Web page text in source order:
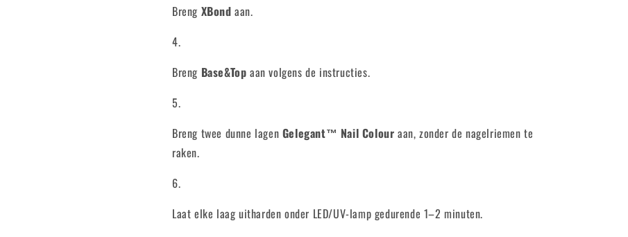
Breng XBond aan.
Breng Base&Top aan volgens de instructies.
Breng twee dunne lagen Gelegant™ Nail Colour aan, zonder de nagelriemen te
raken.
Laat elke laag uitharden onder LED/UV-lamp gedurende 1–2 minuten.